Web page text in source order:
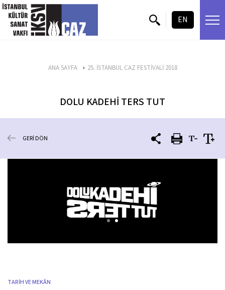
içeriği atla
EN
ANA SAYFA 25. İSTANBUL CAZ FESTİVALİ 2018
DOLU KADEHİ TERS TUT
GERİ DÖN
TARİH VE MEKÂN